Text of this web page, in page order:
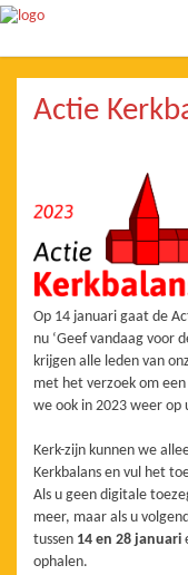
Actie
Op 14 januari gaat de
nu ‘Geef vandaag voor
krijgen alle leden van
met het verzoek om
we ook in 2023 weer op
Kerk-zijn kunnen we
Kerkbalans en vul het
Als u geen digitale
meer, maar als u
tussen 14 en 28 januari
ophalen.